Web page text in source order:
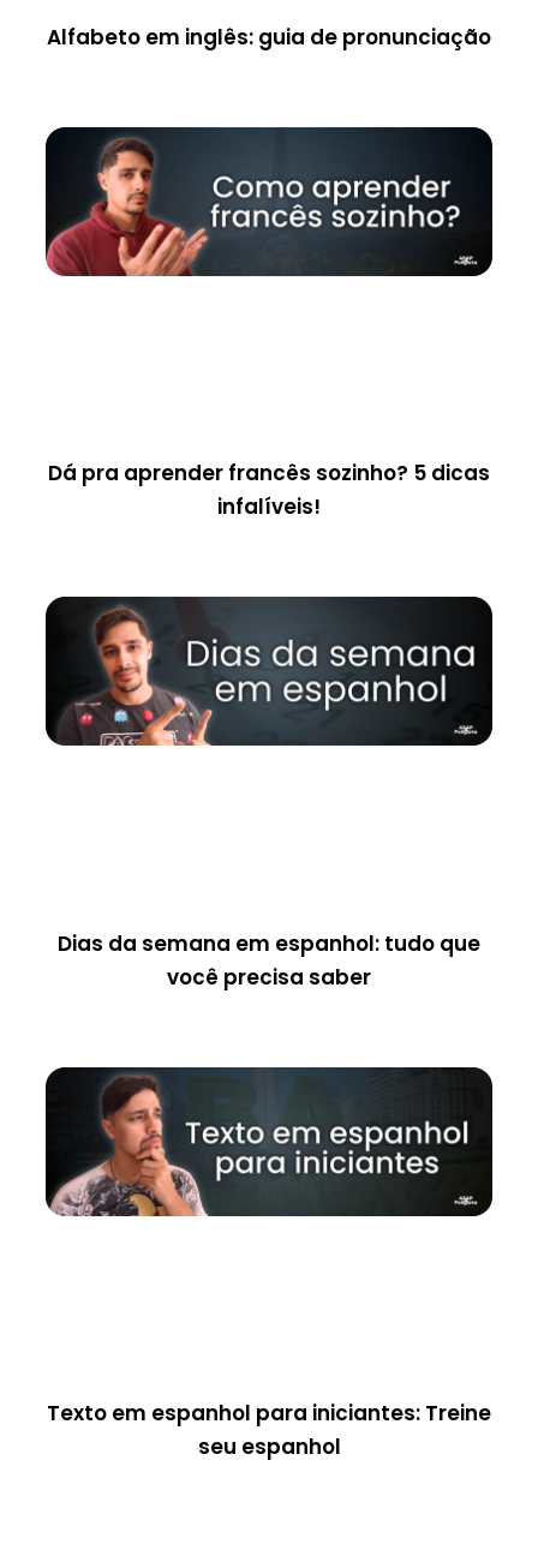
Alfabeto em inglês: guia de pronunciação
Dá pra aprender francês sozinho? 5 dicas
infalíveis!
Dias da semana em espanhol: tudo que
você precisa saber
Texto em espanhol para iniciantes: Treine
seu espanhol